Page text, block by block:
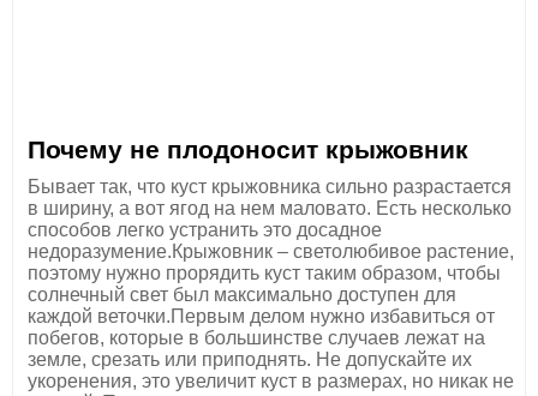
Почему не плодоносит крыжовник
Бывает так, что куст крыжовника сильно разрастается
в ширину, а вот ягод на нем маловато. Есть несколько
способов легко устранить это досадное
недоразумение.Крыжовник – светолюбивое растение,
поэтому нужно прорядить куст таким образом, чтобы
солнечный свет был максимально доступен для
каждой веточки.Первым делом нужно избавиться от
побегов, которые в большинстве случаев лежат на
земле, срезать или приподнять. Не допускайте их
укоренения, это увеличит куст в размерах, но никак не